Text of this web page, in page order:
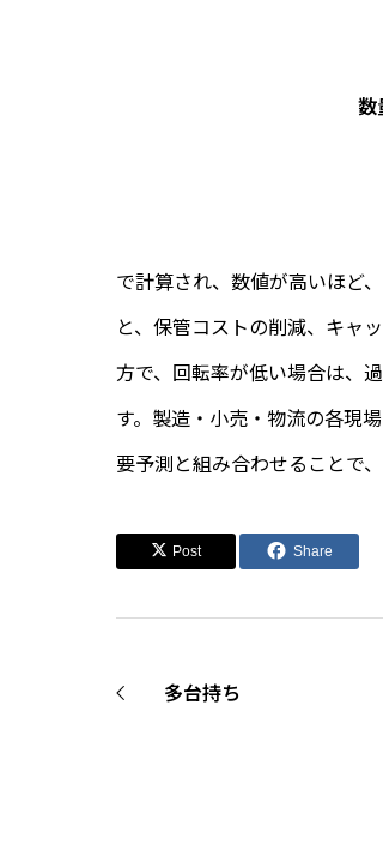
数
で計算され、数値が高いほど
と、保管コストの削減、キャ
方で、回転率が低い場合は、
す。製造・小売・物流の各現
要予測と組み合わせることで
Post Share
多台持ち